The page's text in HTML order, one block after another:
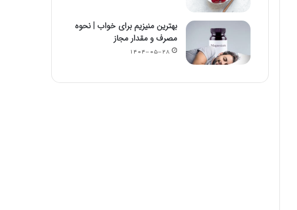
بهترین منیزیم برای خواب | نحوه
مصرف و مقدار مجاز
۱۴۰۴-۰۵-۲۸